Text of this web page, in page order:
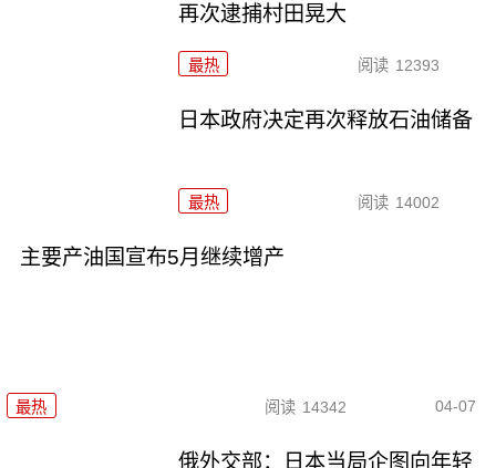
再次逮捕村田晃大
最热 阅读 12393
日本政府决定再次释放石油储备
最热 阅读 14002
主要产油国宣布5月继续增产
最热 阅读 14342 04-07
俄外交部：日本当局企图向年轻